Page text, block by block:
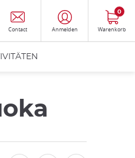
Contact Anmelden Warenkorb
0